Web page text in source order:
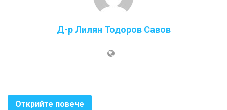
Д-р Лилян Тодоров Савов
Открийте повече